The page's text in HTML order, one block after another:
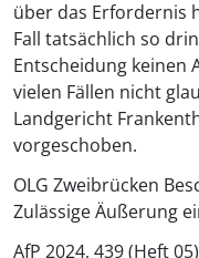
über das Erfordernis
Fall tatsächlich so
Entscheidung keinen
vielen Fällen nicht
Landgericht
vorgeschoben.
OLG Zweibrücken
Zulässige Äußerung
AfP 2024, 439 (Heft 05)